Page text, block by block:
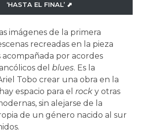
‘HASTA EL FINAL’ ⬈
imágenes de la primera
recreadas en la pieza
acompañada por acordes
del blues. Es la
Tobo crear una obra en la
espacio para el rock y otras
sin alejarse de la
de un género nacido al sur